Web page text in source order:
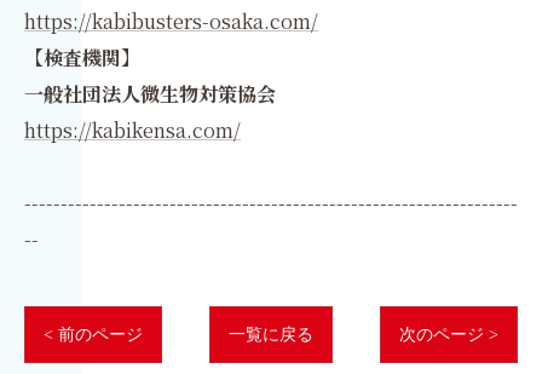
https://kabibusters-osaka.com/
【検査機関】
一般社団法人微生物対策協会
https://kabikensa.com/
--------------------------------------------------------------------
--
< 前のページ 一覧に戻る 次のページ >